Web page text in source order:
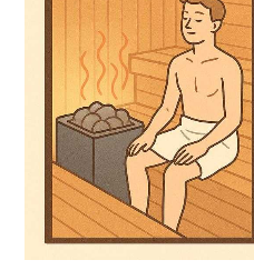
サ
アクテ